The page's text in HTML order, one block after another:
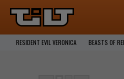
RESIDENT EVIL VERONICA BEASTS OF